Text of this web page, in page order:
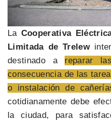
La Cooperativa
Limitada de Trelew
destinado a reparar
consecuencia de las
o instalación de
cotidianamente debe
la ciudad, para